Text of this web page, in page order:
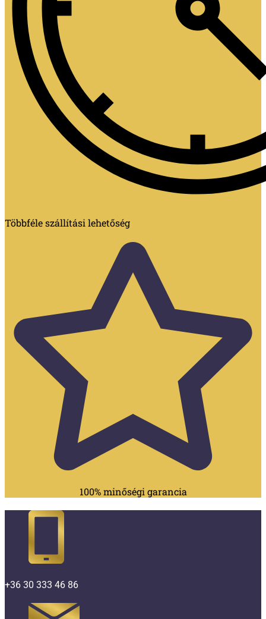
Többféle szállítási lehetőség
100% minőségi garancia
+36 30 333 46 86